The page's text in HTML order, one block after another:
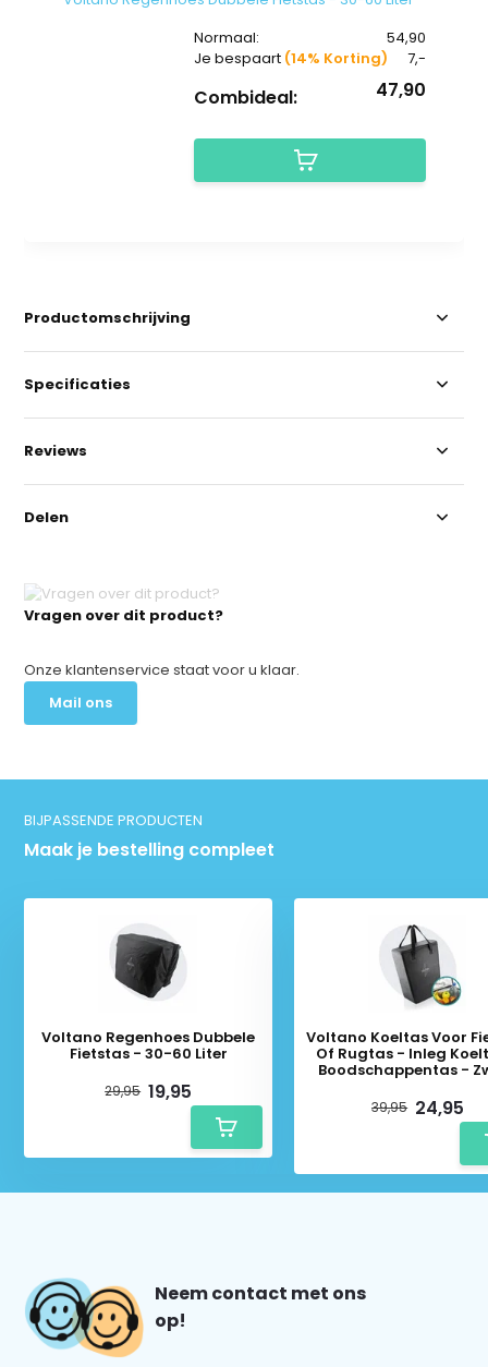
Normaal:
54,90
Je bespaart (14% Korting) 7,-
Combideal: 47,90
Vragen over dit product?
Onze klantenservice staat voor u klaar.
Mail ons
Productomschrijving
Specificaties
Reviews
Delen
BIJPASSENDE PRODUCTEN
Maak je bestelling compleet
Voltano Regenhoes Dubbele
Fietstas - 30-60 Liter
29,95 19,95
Voltano Koeltas Voor
Of Rugtas - Inleg
Boodschappentas -
39,95 24,95
Neem contact met ons
op!